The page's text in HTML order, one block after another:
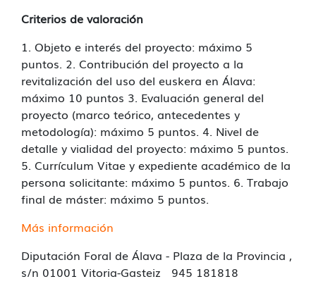
Criterios de valoración
1. Objeto e interés del proyecto: máximo 5
puntos. 2. Contribución del proyecto a la
revitalización del uso del euskera en Álava:
máximo 10 puntos 3. Evaluación general del
proyecto (marco teórico, antecedentes y
metodología): máximo 5 puntos. 4. Nivel de
detalle y vialidad del proyecto: máximo 5 puntos.
5. Currículum Vitae y expediente académico de la
persona solicitante: máximo 5 puntos. 6. Trabajo
final de máster: máximo 5 puntos.
Más información
Diputación Foral de Álava - Plaza de la Provincia ,
s/n 01001 Vitoria-Gasteiz 945 181818